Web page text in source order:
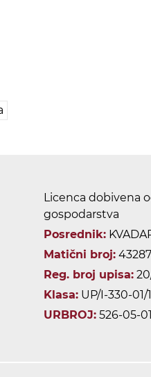
Licenca dobivena
gospodarstva
Posrednik:
Matični broj:
Reg. broj upisa:
Klasa: UP/I-330-01/
URBROJ: 526-05-